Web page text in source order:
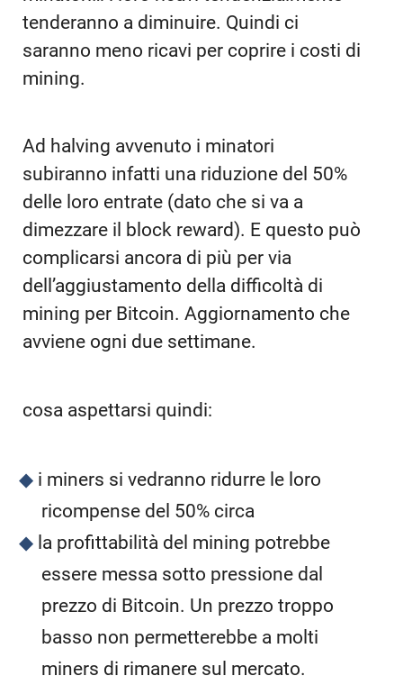
tenderanno a diminuire. Quindi ci
saranno meno ricavi per coprire i costi di
mining.
Ad halving avvenuto i minatori
subiranno infatti una riduzione del 50%
delle loro entrate (dato che si va a
dimezzare il block reward). E questo può
complicarsi ancora di più per via
dell’aggiustamento della difficoltà di
mining per Bitcoin. Aggiornamento che
avviene ogni due settimane.
cosa aspettarsi quindi:
i miners si vedranno ridurre le loro
ricompense del 50% circa
la profittabilità del mining potrebbe
essere messa sotto pressione dal
prezzo di Bitcoin. Un prezzo troppo
basso non permetterebbe a molti
miners di rimanere sul mercato.